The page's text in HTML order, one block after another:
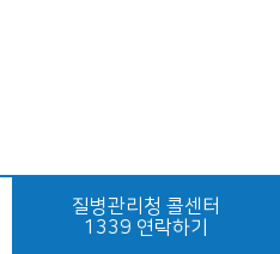
질병관리청 콜센터
1339 연락하기